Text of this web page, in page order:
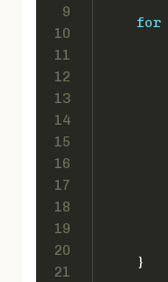
9
10
11
12
13
14
15
16
17
18
19
20
21
for
    }